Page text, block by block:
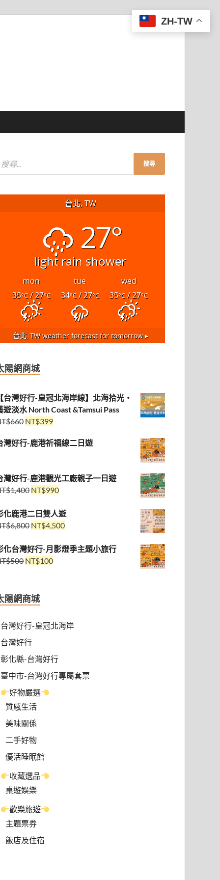
台北, TW
27°
light rain shower
mon tue
wed
35°C/ 27°C 34°C/ 27°C 35°C/ 27°C
台北, TWweather forecast for tomorrow ▸
陽網商城
台灣好行-皇冠北海岸線】北海拾光・
遊淡水 North Coast &Tamsui Pass
660 NT$399
灣好行-鹿港祈福線二日遊
灣好行-鹿港觀光工廠親子一日遊
1,400 NT$990
化鹿港二日雙人遊
6,800 NT$4,500
化台灣好行-月影燈季主題小旅行
500 NT$100
陽網商城
台灣好行-皇冠北海岸
台灣好行
彰化縣-台灣好行
臺中市-台灣好行專屬套票
好物嚴選
質感生活
美味關係
二手好物
優活睡眠館
收藏選品
桌遊娛樂
歡樂旅遊
主題票券
飯店及住宿
ZH-TW